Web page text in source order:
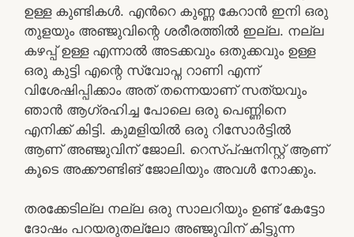
ഉള്ള കുണ്ടികൾ. എൻറെ കുണ്ണ കേറാൻ ഇനി ഒരു
തുളയും അഞ്ജുവിന്റെ ശരീരത്തിൽ ഇല്ല. നല്ല
കഴപ്പ് ഉള്ള എന്നാൽ അടക്കവും ഒതുക്കവും ഉള്ള
ഒരു കുട്ടി എന്റെ സ്വോപ്ന റാണി എന്ന്
വിശേഷിപ്പിക്കാം അത് തന്നെയാണ് സത്യവും
ഞാൻ ആഗ്രഹിച്ച പോലെ ഒരു പെണ്ണിനെ
എനിക്ക് കിട്ടി. കുമളിയിൽ ഒരു റിസോർട്ടിൽ
ആണ് അഞ്ജുവിന് ജോലി. റെസ്പ്ഷനിസ്റ്റ് ആണ്
കൂടെ അക്കൗണ്ടിങ് ജോലിയും അവൾ നോക്കും.
തരക്കേടില്ല നല്ല ഒരു സാലറിയും ഉണ്ട് കേട്ടോ
ദോഷം പറയരുതല്ലോ അഞ്ജുവിന് കിട്ടുന്ന